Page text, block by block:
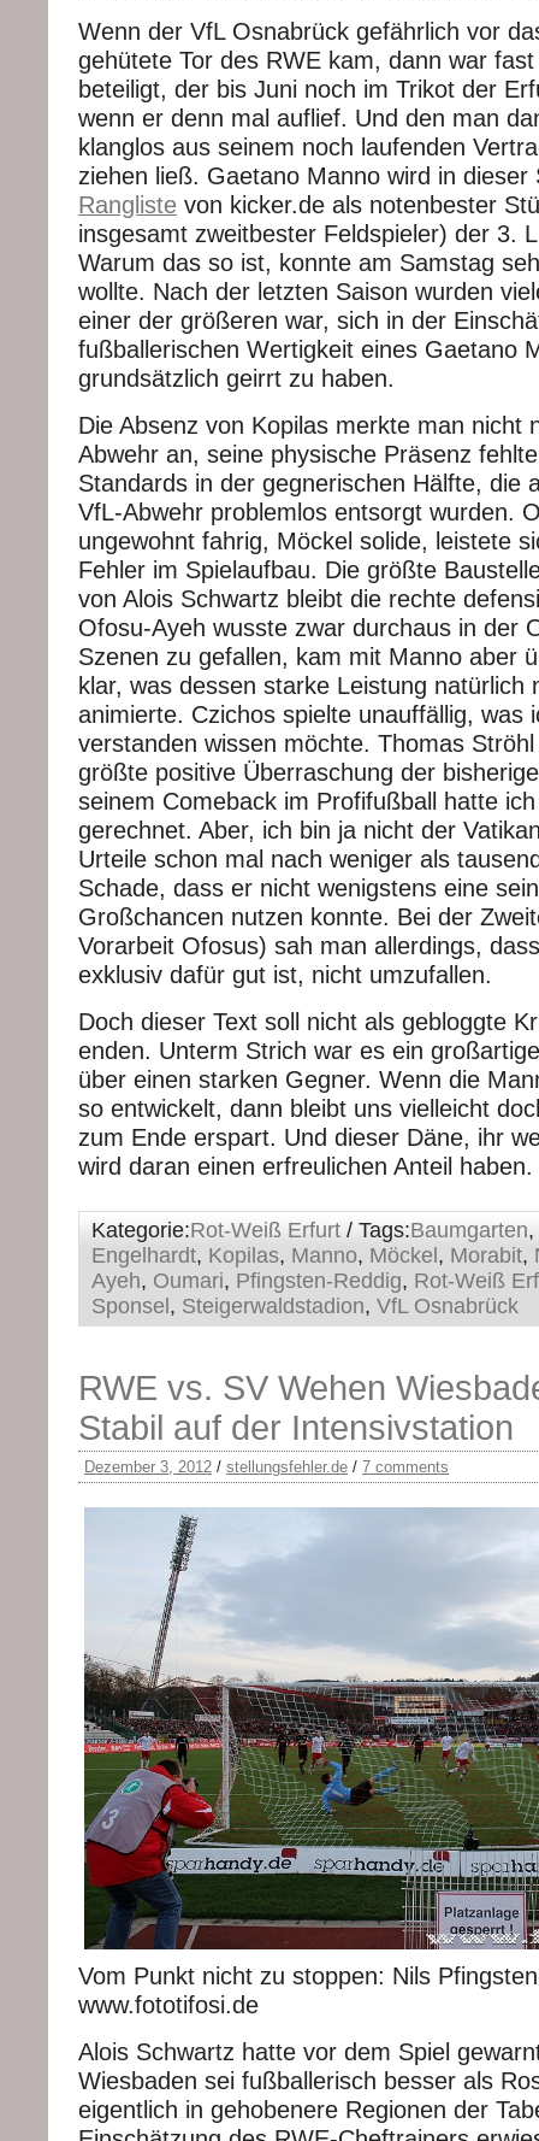
Wenn der VfL Osnabrück gefährlich vor
gehütete Tor des RWE kam, dann war
beteiligt, der bis Juni noch im Trikot der
wenn er denn mal auflief. Und den man
klanglos aus seinem noch laufenden
ziehen ließ. Gaetano Manno wird in dieser
Rangliste von kicker.de als notenbester
insgesamt zweitbester Feldspieler) der 3.
Warum das so ist, konnte am Samstag
wollte. Nach der letzten Saison wurden
einer der größeren war, sich in der
fußballerischen Wertigkeit eines Gaetano
grundsätzlich geirrt zu haben.
Die Absenz von Kopilas merkte man nicht
Abwehr an, seine physische Präsenz
Standards in der gegnerischen Hälfte, die
VfL-Abwehr problemlos entsorgt wurden.
ungewohnt fahrig, Möckel solide, leistete
Fehler im Spielaufbau. Die größte
von Alois Schwartz bleibt die rechte
Ofosu-Ayeh wusste zwar durchaus in der
Szenen zu gefallen, kam mit Manno aber
klar, was dessen starke Leistung natürlich
animierte. Czichos spielte unauffällig, was
verstanden wissen möchte. Thomas
größte positive Überraschung der
seinem Comeback im Profifußball hatte
gerechnet. Aber, ich bin ja nicht der
Urteile schon mal nach weniger als
Schade, dass er nicht wenigstens eine
Großchancen nutzen konnte. Bei der
Vorarbeit Ofosus) sah man allerdings,
exklusiv dafür gut ist, nicht umzufallen.
Doch dieser Text soll nicht als gebloggte
enden. Unterm Strich war es ein
über einen starken Gegner. Wenn die
so entwickelt, dann bleibt uns vielleicht
zum Ende erspart. Und dieser Däne, ihr
wird daran einen erfreulichen Anteil haben.
Kategorie:Rot-Weiß Erfurt / Tags:Baumgarten,
Engelhardt, Kopilas, Manno, Möckel , Morabit,
Ayeh, Oumari, Pfingsten-Reddig, Rot-Weiß
Sponsel , Steigerwaldstadion, VfL Osnabrück
RWE vs. SV Wehen
Stabil auf der Intensivstation
Dezember 3, 2012 / stellungsfehler.de / 7 comments
Vom Punkt nicht zu stoppen: Nils
www.fototifosi.de
Alois Schwartz hatte vor dem Spiel
Wiesbaden sei fußballerisch besser als
eigentlich in gehobenere Regionen der